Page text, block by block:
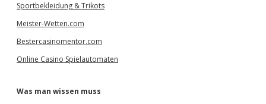
Sportbekleidung & Trikots
Meister-Wetten.com
Bestercasinomentor.com
Online Casino Spielautomaten
Was man wissen muss